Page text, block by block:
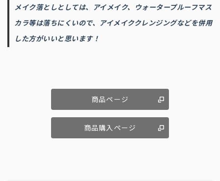
メイク落としとしては、アイメイク、ウォータープルーフマス
カラ等は落ちにくいので、アイメイククレンジングなどを併用
した方がいいと思います！
商品ページ
商品購入ページ